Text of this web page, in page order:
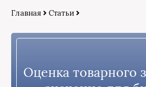
Главная Статьи
Оценка товарного